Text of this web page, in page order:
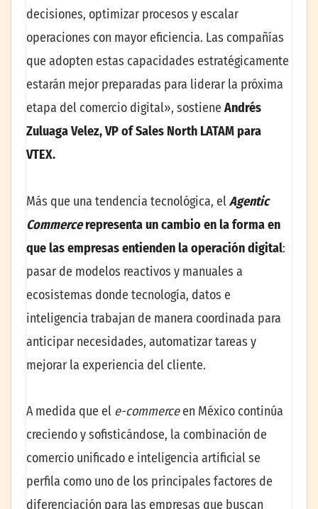
decisiones, optimizar procesos y escalar
operaciones con mayor eficiencia. Las compañías
que adopten estas capacidades estratégicamente
estarán mejor preparadas para liderar la próxima
etapa del comercio digital», sostiene Andrés
Zuluaga Velez,VP of Sales North LATAM para
VTEX.
Más que una tendencia tecnológica, elAgentic
Commercerepresenta un cambio en la forma en
que las empresas entienden la operación digital:
pasar de modelos reactivos y manuales a
ecosistemas donde tecnología, datos e
inteligencia trabajan de manera coordinada para
anticipar necesidades, automatizar tareas y
mejorar la experiencia del cliente.
A medida que el e-commerceen México continúa
creciendo y sofisticándose, la combinación de
comercio unificado e inteligencia artificial se
perfila como uno de los principales factores de
diferenciación para las empresas que buscan